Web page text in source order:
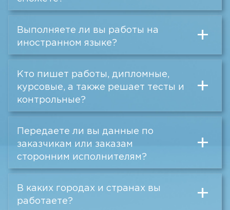
Выполняете ли вы работы на
иностранном языке?
+
Кто пишет работы, дипломные,
курсовые, а также решает тесты и
контрольные?
+
Передаете ли вы данные по
заказчикам или заказам
сторонним исполнителям?
+
В каких городах и странах вы
работаете?
+